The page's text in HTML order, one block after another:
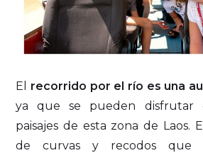
El recorrido por el río es una
ya que se pueden disfrutar
paisajes de esta zona de Laos.
de curvas y recodos que